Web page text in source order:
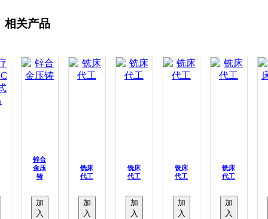
相关产品
锌合
金压
铸
加
入
铣床
代工
加
入
铣床
代工
加
入
铣床
代工
加
入
铣床
代工
加
入